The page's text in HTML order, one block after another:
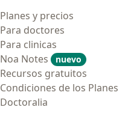
Planes y precios
Para doctores
Para clinicas
Noa Notes
nuevo
Recursos gratuitos
Condiciones de los Planes
Doctoralia